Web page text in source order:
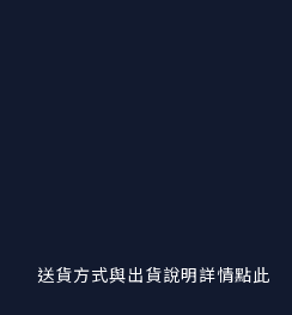
送貨方式與出貨說明詳情點此